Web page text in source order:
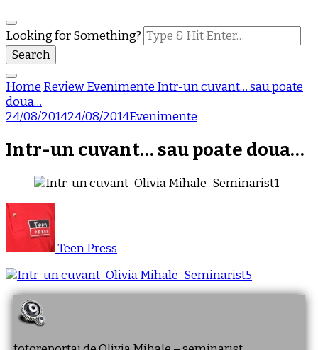
Looking for Something?
Home ReviewEvenimente Intr-un cuvant… sau poate
doua…
24/08/201424/08/2014Evenimente
Intr-un cuvant… sau poate doua…
Teen Press